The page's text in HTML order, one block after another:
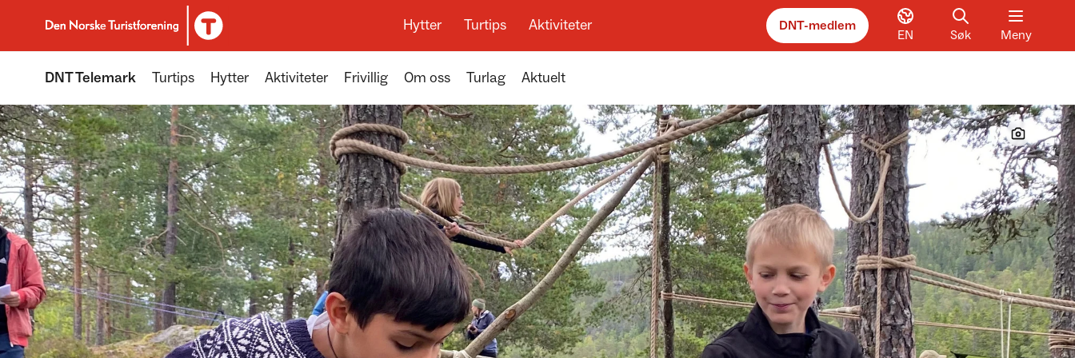
Til DNT.no forside
Hytter Turtips Aktiviteter DNT-medlem
EN Søk Meny
DNT Telemark Turtips Hytter Aktiviteter Frivillig Om oss Turlag Aktuelt